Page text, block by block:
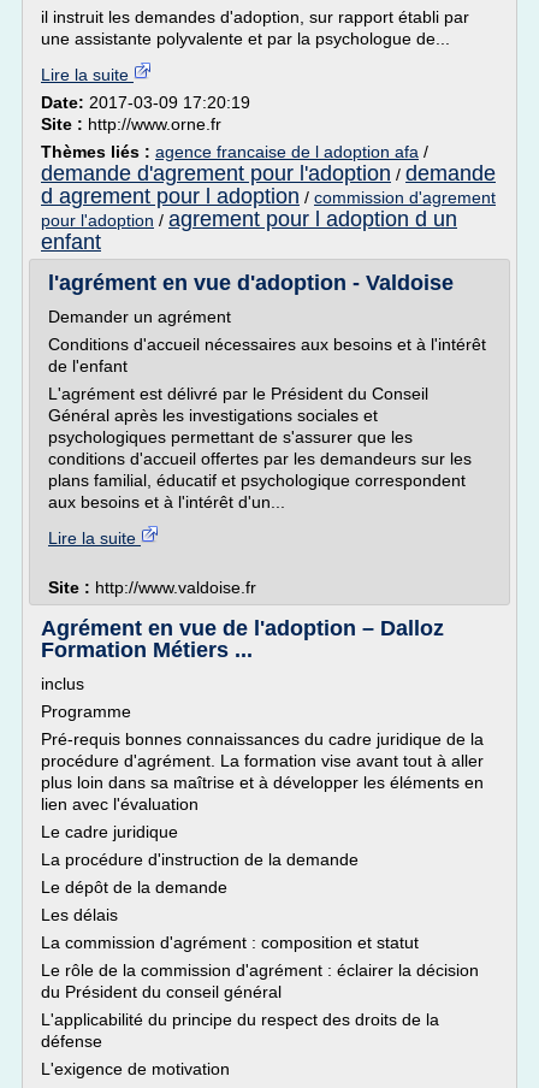
il instruit les demandes d'adoption, sur rapport établi par
une assistante polyvalente et par la psychologue de...
Lire la suite
Date: 2017-03-09 17:20:19
Site : http://www.orne.fr
Thèmes liés : agence francaise de l adoption afa /
demande d'agrement pour l'adoption / demande
d agrement pour l adoption / commission d'agrement
pour l'adoption / agrement pour l adoption d un
enfant
l'agrément en vue d'adoption - Valdoise
Demander un agrément
Conditions d'accueil nécessaires aux besoins et à l'intérêt
de l'enfant
L'agrément est délivré par le Président du Conseil
Général après les investigations sociales et
psychologiques permettant de s'assurer que les
conditions d'accueil offertes par les demandeurs sur les
plans familial, éducatif et psychologique correspondent
aux besoins et à l'intérêt d'un...
Lire la suite
Site : http://www.valdoise.fr
Agrément en vue de l'adoption – Dalloz
Formation Métiers ...
inclus
Programme
Pré-requis bonnes connaissances du cadre juridique de la
procédure d'agrément. La formation vise avant tout à aller
plus loin dans sa maîtrise et à développer les éléments en
lien avec l'évaluation
Le cadre juridique
La procédure d'instruction de la demande
Le dépôt de la demande
Les délais
La commission d'agrément : composition et statut
Le rôle de la commission d'agrément : éclairer la décision
du Président du conseil général
L'applicabilité du principe du respect des droits de la
défense
L'exigence de motivation